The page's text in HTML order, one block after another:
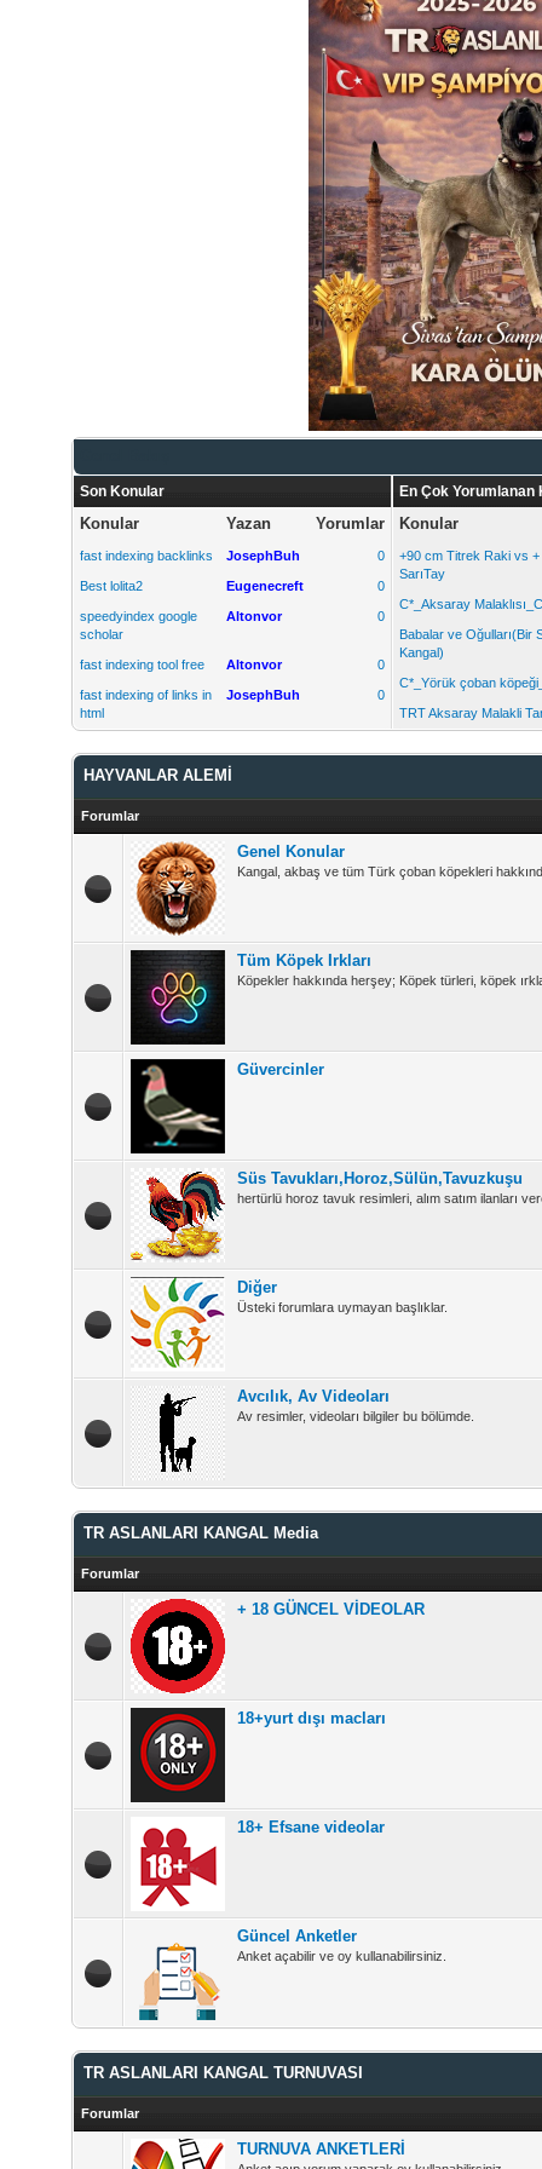
Son Konular
Konular Yazan Yorumlar
fast indexing backlinks JosephBuh 0
Best lolita2 Eugenecreft 0
speedyindex google
scholar
Altonvor 0
fast indexing tool free Altonvor 0
fast indexing of links in
html
JosephBuh 0
En Çok Yorumlanan
Konular
+90 cm Titrek Raki vs
SarıTay
C*_Aksaray
Babalar ve Oğulları(Bir
Kangal)
C*_Yörük çoban
TRT Aksaray Malakli
HAYVANLAR ALEMİ
Forumlar
Genel Konular
Kangal, akbaş ve tüm Türk çoban köpekleri
Tüm Köpek Irkları
Köpekler hakkında herşey; Köpek türleri, köpek
Güvercinler
Süs Tavukları,Horoz,Sülün,Tavuzkuşu
hertürlü horoz tavuk resimleri, alım satım ilanları
Diğer
Üsteki forumlara uymayan başlıklar.
Avcılık, Av Videoları
Av resimler, videoları bilgiler bu bölümde.
TR ASLANLARI KANGAL Media
Forumlar
+ 18 GÜNCEL VİDEOLAR
18+yurt dışı macları
18+ Efsane videolar
Güncel Anketler
Anket açabilir ve oy kullanabilirsiniz.
TR ASLANLARI KANGAL TURNUVASI
Forumlar
TURNUVA ANKETLERİ